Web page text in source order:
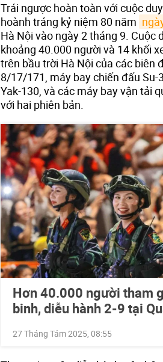
Trái ngược hoàn toàn với cuộc
hoành tráng kỷ niệm 80 năm
Hà Nội vào ngày 2 tháng 9. Cuộc
khoảng 40.000 người và 14 khối
trên bầu trời Hà Nội của các biên
8/17/171, máy bay chiến đấu
Yak-130, và các máy bay vận tải
với hai phiên bản.
Hơn 40.000 người tham
binh, diễu hành 2-9 tại
27 Tháng Tám 2025, 08:55